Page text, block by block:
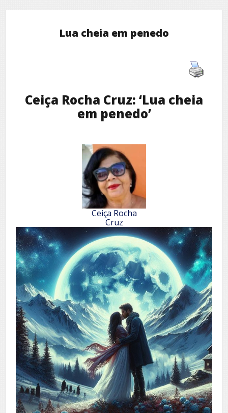
Lua cheia em penedo
Ceiça Rocha Cruz: ‘Lua cheia
em penedo’
Ceiça Rocha
Cruz